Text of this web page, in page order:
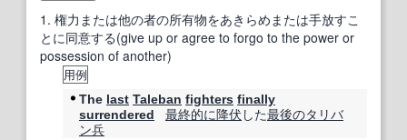
1. 権力または他の者の所有物をあきらめまたは手放すこ
とに同意する(give up or agree to forgo to the power or
possession of another)
用例
The last Taleban fighters finally
surrendered
最終的に降伏した最後のタリバ
ン兵